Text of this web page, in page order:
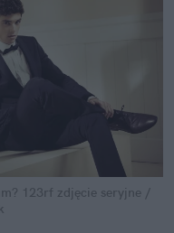
123rf zdjęcie seryjne /